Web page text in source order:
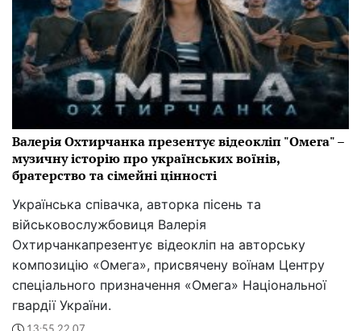
Валерія Охтирчанка презентує відеокліп "Омега" –
музичну історію про українських воїнів,
братерство та сімейні цінності
Українська співачка, авторка пісень та
військовослужбовиця Валерія
Охтирчанкапрезентує відеокліп на авторську
композицію «Омега», присвячену воїнам Центру
спеціального призначення «Омега» Національної
гвардії України.